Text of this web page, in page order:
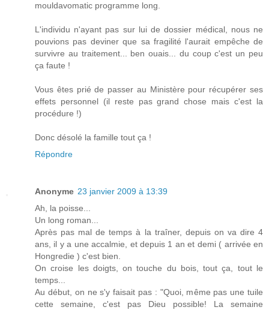
mouldavomatic programme long.
L'individu n'ayant pas sur lui de dossier médical, nous ne
pouvions pas deviner que sa fragilité l'aurait empêche de
survivre au traitement... ben ouais... du coup c'est un peu
ça faute !
Vous êtes prié de passer au Ministère pour récupérer ses
effets personnel (il reste pas grand chose mais c'est la
procédure !)
Donc désolé la famille tout ça !
Répondre
Anonyme 23 janvier 2009 à 13:39
Ah, la poisse...
Un long roman...
Après pas mal de temps à la traîner, depuis on va dire 4
ans, il y a une accalmie, et depuis 1 an et demi ( arrivée en
Hongredie ) c'est bien.
On croise les doigts, on touche du bois, tout ça, tout le
temps...
Au début, on ne s'y faisait pas : "Quoi, même pas une tuile
cette semaine, c'est pas Dieu possible! La semaine